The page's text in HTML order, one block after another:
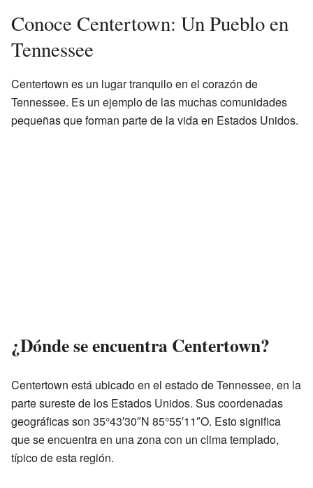
Conoce Centertown: Un Pueblo en
Tennessee
Centertown es un lugar tranquilo en el corazón de
Tennessee. Es un ejemplo de las muchas comunidades
pequeñas que forman parte de la vida en Estados Unidos.
¿Dónde se encuentra Centertown?
Centertown está ubicado en el estado de Tennessee, en la
parte sureste de los Estados Unidos. Sus coordenadas
geográficas son 35°43′30″N 85°55′11″O. Esto significa
que se encuentra en una zona con un clima templado,
típico de esta región.